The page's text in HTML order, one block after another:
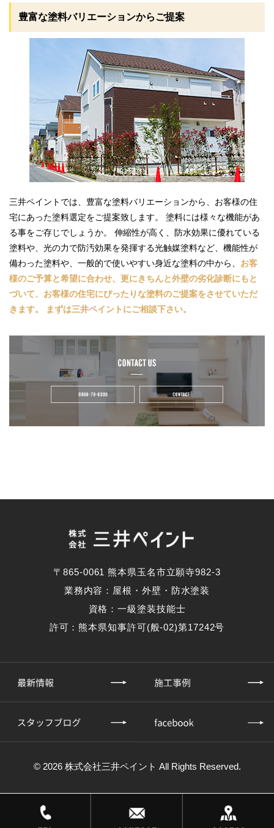
豊富な塗料バリエーションからご提案
三井ペイントでは、豊富な塗料バリエーションから、お客様の住
宅にあった塗料選定をご提案致します。 塗料には様々な機能があ
る事をご存じでしょうか。 伸縮性が高く、防水効果に優れている
塗料や、光の力で防汚効果を発揮する光触媒塗料など、機能性が
備わった塗料や、一般的で使いやすい身近な塗料の中から、 お客
様のご予算と希望に合わせ、更にきちんと外壁の劣化診断にもと
づいて、お客様の住宅にぴったりな塗料のご提案をさせていただ
きます。 まずは三井ペイントにご相談下さい。
〒865-0061 熊本県玉名市立願寺982-3
業務内容：屋根・外壁・防水塗装
資格：一級塗装技能士
許可：熊本県知事許可(般-02)第17242号
© 2026 株式会社三井ペイント All Rights Reserved.